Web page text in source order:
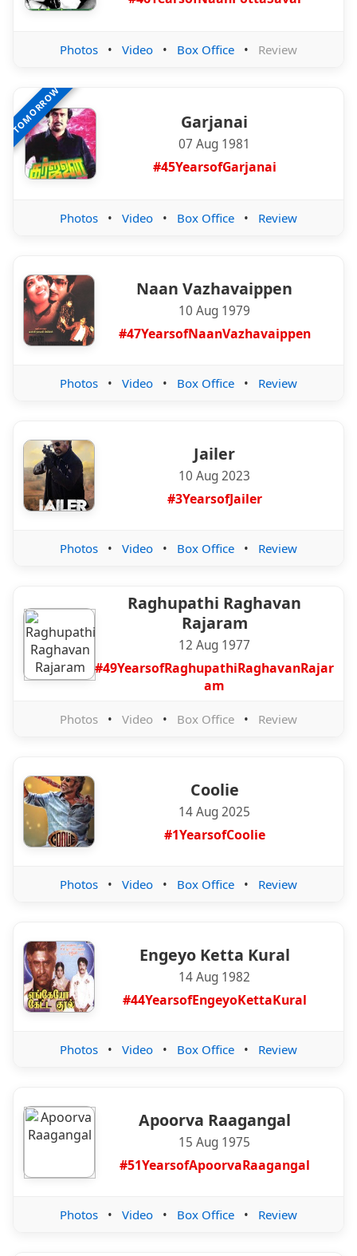
Photos • Video • Box Office • Review
TOMORROW Garjanai
07 Aug 1981
#45YearsofGarjanai
Photos • Video • Box Office • Review
Naan Vazhavaippen
10 Aug 1979
#47YearsofNaanVazhavaippen
Photos • Video • Box Office • Review
Jailer
10 Aug 2023
#3YearsofJailer
Photos • Video • Box Office • Review
Raghupathi Raghavan
Rajaram
12 Aug 1977
#49YearsofRaghupathiRaghavanRajar
am
Photos • Video • Box Office • Review
Coolie
14 Aug 2025
#1YearsofCoolie
Photos • Video • Box Office • Review
Engeyo Ketta Kural
14 Aug 1982
#44YearsofEngeyoKettaKural
Photos • Video • Box Office • Review
Apoorva Raagangal
15 Aug 1975
#51YearsofApoorvaRaagangal
Photos • Video • Box Office • Review